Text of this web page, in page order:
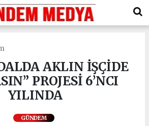
AKLIN İŞÇİDE
PROJESİ 6’NCI
YILINDA
GÜNDEM